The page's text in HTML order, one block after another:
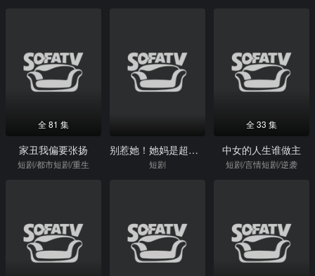
全 81 集
家丑我偏要张扬
短剧/都市短剧/重生
别惹她！她妈是超级女儿奴
短剧
全 33 集
中女的人生谁做主
短剧/言情短剧/逆袭